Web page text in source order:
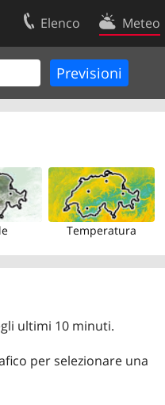
Elenco Meteo
Temperatura
ultimi 10 minuti.
per selezionare una
Contatti
Condizioni d’uso